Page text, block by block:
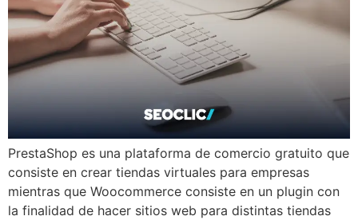
PrestaShop es una plataforma de comercio gratuito que
consiste en crear tiendas virtuales para empresas
mientras que Woocommerce consiste en un plugin con
la finalidad de hacer sitios web para distintas tiendas